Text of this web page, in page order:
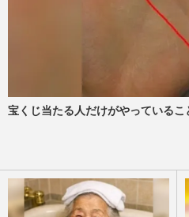
週刊女性2026年5月
《「高級老人
2億円、憧れ
「施設選び」
週刊女性2026年4月
続かない早起
秀吾先生が教
週刊女性2026年4月
宝くじ当たる人だけがやっているこ